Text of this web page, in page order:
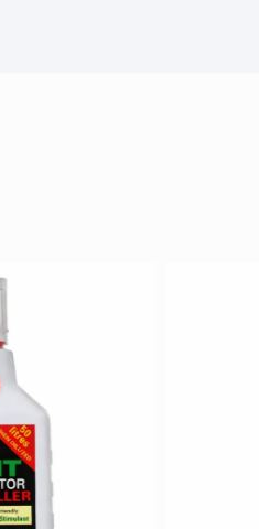
på hel-pall, men